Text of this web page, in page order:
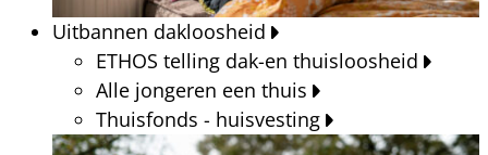
Uitbannen dakloosheid
ETHOS telling dak-en thuisloosheid
Alle jongeren een thuis
Thuisfonds - huisvesting